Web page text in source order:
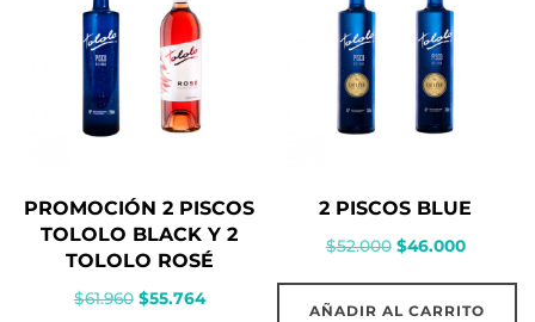
PROMOCIÓN 2 PISCOS
TOLOLO BLACK Y 2
TOLOLO ROSÉ
$61.960 El
$55.764El
2 PISCOS BLUE
$52.000 El
original
$46.000El
actual
AÑADIR AL CARRITO